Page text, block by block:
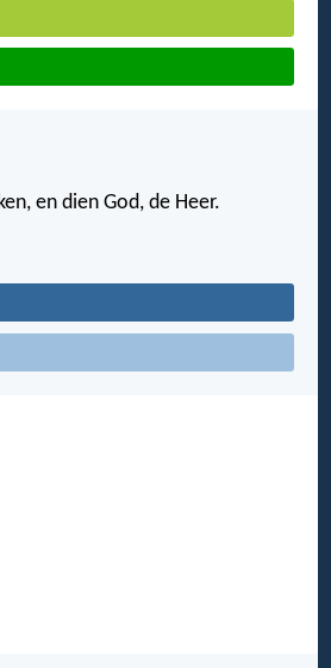
en dien God, de Heer.